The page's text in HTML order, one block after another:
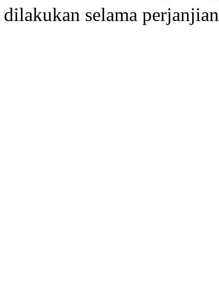
dilakukan selama perjanjian